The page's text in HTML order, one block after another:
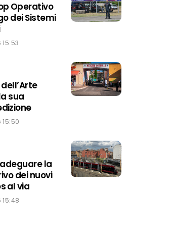
Operativo
dei Sistemi
sua
la
dei nuovi
al via